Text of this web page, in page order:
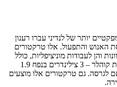
יותר של לנדיני עברו רענון
האנוש והתפעול. אלו טרקטורים
והן לעבודות מוניציפליות, כולל
כיסוח מדשאות. המנוע הוא מתוצרת קוהלר – 3 צילינדרים בנפח 1.9
57 כ"ס, בהתאם לגרסה. גם טרקטורים אלו מוצעים